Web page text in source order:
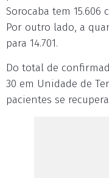
Sorocaba tem 15.606
Por outro lado, a
para 14.701.
Do total de
30 em Unidade de
pacientes se